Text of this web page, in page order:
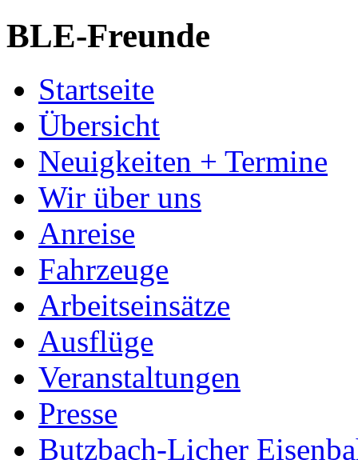
BLE-Freunde
Startseite
Übersicht
Neuigkeiten + Termine
Wir über uns
Anreise
Fahrzeuge
Arbeitseinsätze
Ausflüge
Veranstaltungen
Presse
Butzbach-Licher